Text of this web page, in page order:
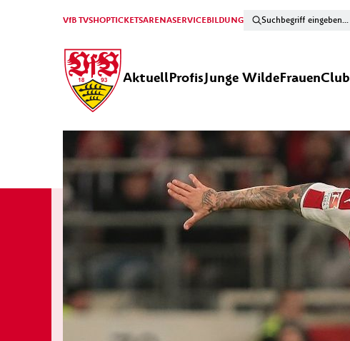
VfB TVSHOPTICKETSARENASERVICEBILDUNG
AktuellProfisJunge WildeFrauenClub